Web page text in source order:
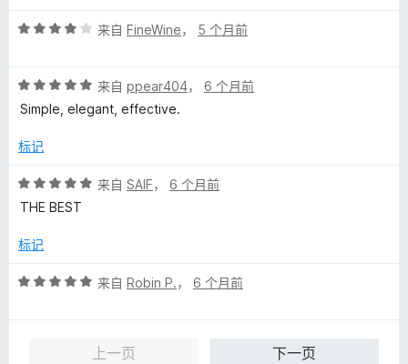
评
/
5
来自 FineWine， 5 个月前
评
分
/
来自 ppear404， 6 个月前
Simple, elegant, effective.
标记
评
分
/
来自 SAIF， 6 个月前
THE BEST
标记
评
来自 Robin P.， 6 个月前
上一页
下一页